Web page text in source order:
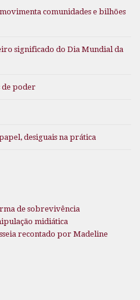
comunidades e bilhões
significado do Dia Mundial da
de poder
desiguais na prática
de sobrevivência
midiática
recontado por Madeline